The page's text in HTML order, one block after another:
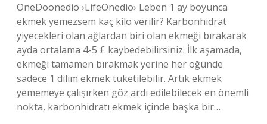
OneDoonedio ›LifeOnedio› Leben 1 ay boyunca
ekmek yemezsem kaç kilo verilir? Karbonhidrat
yiyecekleri olan ağlardan biri olan ekmeği bırakarak
ayda ortalama 4-5 £ kaybedebilirsiniz. İlk aşamada,
ekmeği tamamen bırakmak yerine her öğünde
sadece 1 dilim ekmek tüketilebilir. Artık ekmek
yememeye çalışırken göz ardı edilebilecek en önemli
nokta, karbonhidratı ekmek içinde başka bir…